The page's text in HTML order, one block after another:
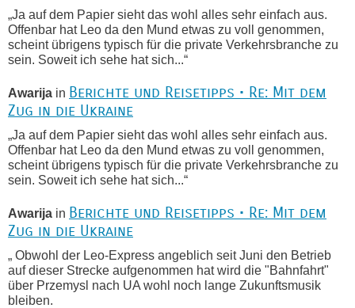
„Ja auf dem Papier sieht das wohl alles sehr einfach aus.
Offenbar hat Leo da den Mund etwas zu voll genommen,
scheint übrigens typisch für die private Verkehrsbranche zu
sein. Soweit ich sehe hat sich...“
Awarija in Berichte und Reisetipps • Re: Mit dem
Zug in die Ukraine
„Ja auf dem Papier sieht das wohl alles sehr einfach aus.
Offenbar hat Leo da den Mund etwas zu voll genommen,
scheint übrigens typisch für die private Verkehrsbranche zu
sein. Soweit ich sehe hat sich...“
Awarija in Berichte und Reisetipps • Re: Mit dem
Zug in die Ukraine
„ Obwohl der Leo-Express angeblich seit Juni den Betrieb
auf dieser Strecke aufgenommen hat wird die "Bahnfahrt"
über Przemysl nach UA wohl noch lange Zukunftsmusik
bleiben.